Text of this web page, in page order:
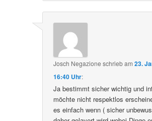
Josch Negazione schriebam23.
16:40 Uhr:
Ja bestimmt sicher wichtig und
möchte nicht respektlos
es einfach wenn ( sicher